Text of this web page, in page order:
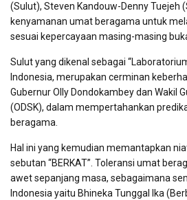
(Sulut), Steven Kandouw-Denny Tuejeh
kenyamanan umat beragama untuk
sesuai kepercayaan masing-masing
Sulut yang dikenal sebagai
Indonesia, merupakan cerminan
Gubernur Olly Dondokambey dan Wakil
(ODSK), dalam mempertahankan
beragama.
Hal ini yang kemudian memantapkan
sebutan “BERKAT”. Toleransi umat
awet sepanjang masa, sebagaimana
Indonesia yaitu Bhineka Tunggal Ika